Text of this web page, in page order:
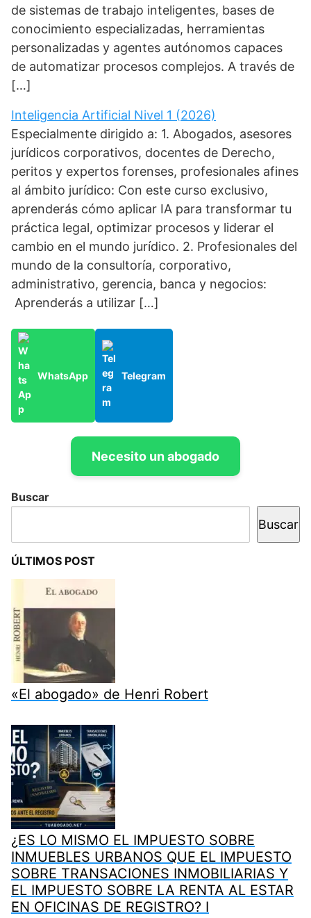
de sistemas de trabajo inteligentes, bases de
conocimiento especializadas, herramientas
personalizadas y agentes autónomos capaces
de automatizar procesos complejos. A través de
[…]
Inteligencia Artificial Nivel 1 (2026)
Especialmente dirigido a: 1. Abogados, asesores
jurídicos corporativos, docentes de Derecho,
peritos y expertos forenses, profesionales afines
al ámbito jurídico: Con este curso exclusivo,
aprenderás cómo aplicar IA para transformar tu
práctica legal, optimizar procesos y liderar el
cambio en el mundo jurídico. 2. Profesionales del
mundo de la consultoría, corporativo,
administrativo, gerencia, banca y negocios:
Aprenderás a utilizar […]
WhatsApp Telegram
Necesito un abogado
Buscar
Buscar
ÚLTIMOS POST
«El abogado» de Henri Robert
¿ES LO MISMO EL IMPUESTO SOBRE
INMUEBLES URBANOS QUE EL IMPUESTO
SOBRE TRANSACIONES INMOBILIARIAS Y
EL IMPUESTO SOBRE LA RENTA AL ESTAR
EN OFICINAS DE REGISTRO? I